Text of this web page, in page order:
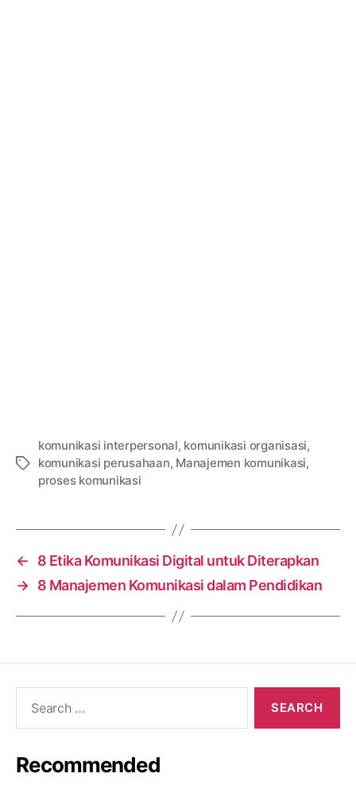
Tags
komunikasi interpersonal, komunikasi organisasi,
komunikasi perusahaan, Manajemen komunikasi,
proses komunikasi
←
8 Etika Komunikasi Digital untuk Diterapkan
→ 8 Manajemen Komunikasi dalam Pendidikan
Recommended